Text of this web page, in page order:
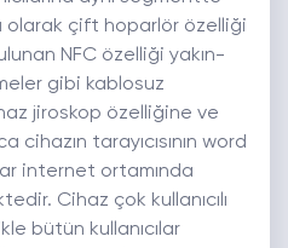
olarak çift hoparlör özelliği
NFC özelliği yakın-
gibi kablosuz
jiroskop özelliğine ve
tarayıcısının word
internet ortamında
Cihaz çok kullanıcılı
bütün kullanıcılar